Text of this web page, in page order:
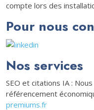
compte lors des
Pour nous
Nos services
SEO et citations IA :
référencement
premiums.fr